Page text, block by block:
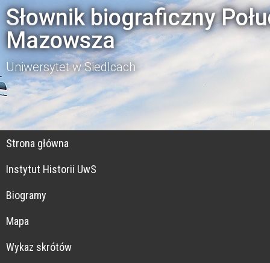
Słownik biograficzny
Mazowsza
Uniwersytet w Siedlcach
Strona główna
Instytut Historii UwS
Biogramy
Mapa
Wykaz skrótów